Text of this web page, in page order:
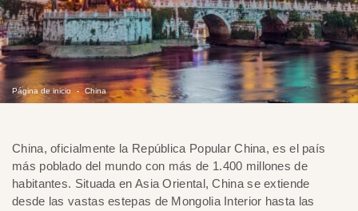
Página de inicio China
China, oficialmente la República Popular China, es el país
más poblado del mundo con más de 1.400 millones de
habitantes. Situada en Asia Oriental, China se extiende
desde las vastas estepas de Mongolia Interior hasta las